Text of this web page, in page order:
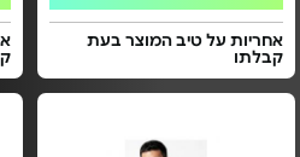
אחריות על טיב המוצר בעת
קבלתו